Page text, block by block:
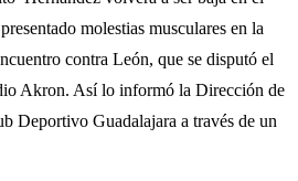
molestias musculares en la
contra León, que se disputó el
Akron. Así lo informó la Dirección de
Deportivo Guadalajara a través de un